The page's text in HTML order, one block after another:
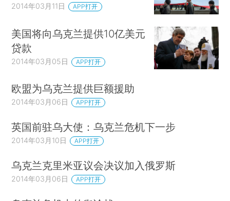
2014年03月11日 APP打开
美国将向乌克兰提供10亿美元
贷款
2014年03月05日 APP打开
欧盟为乌克兰提供巨额援助
2014年03月06日 APP打开
英国前驻乌大使：乌克兰危机下一步
2014年03月10日 APP打开
乌克兰克里米亚议会决议加入俄罗斯
2014年03月06日 APP打开